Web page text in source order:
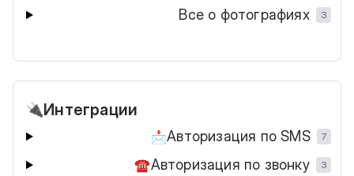
Все о фотографиях 3
🔌Интеграции
📩Авторизация по SMS 7
☎️Авторизация по звонку 3